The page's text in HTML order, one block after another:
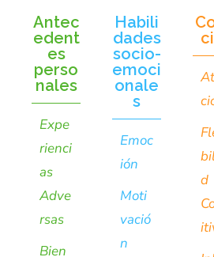
Antec
edent
es
perso
nales
Expe
rienci
as
Adve
rsas
Bien
Habili
dades
socio-
emoci
onale
s
Emoc
ión
Moti
vació
n
d